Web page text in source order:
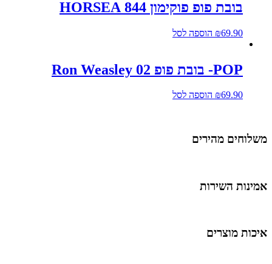
בובת פופ פוקימון 844 HORSEA
₪69.90 הוספה לסל
POP- בובת פופ 02 Ron Weasley
₪69.90 הוספה לסל
משלוחים מהירים
אמינות השירות
איכות מוצרים